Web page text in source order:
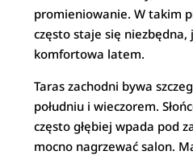
promieniowanie. W takim
często staje się
komfortowa latem.
Taras zachodni bywa
południu i wieczorem.
często głębiej wpada pod
mocno nagrzewać salon.